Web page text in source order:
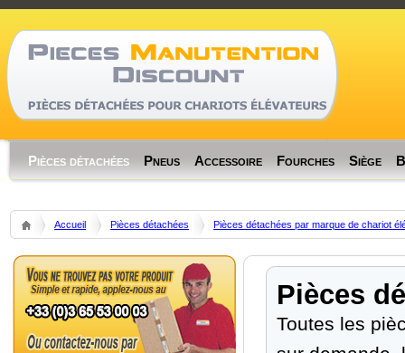
Pièces détachées Pneus Accessoire Fourches Siège
Accueil Pièces détachées Pièces détachées par marque de chariot
Pièces
Toutes les
Code Profiler
EmallocRealMem